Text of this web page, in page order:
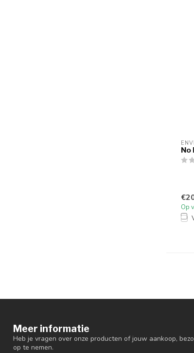
No
Op
Meer informatie
Heb je vragen over onze producten of jouw aankoop,
op te nemen.